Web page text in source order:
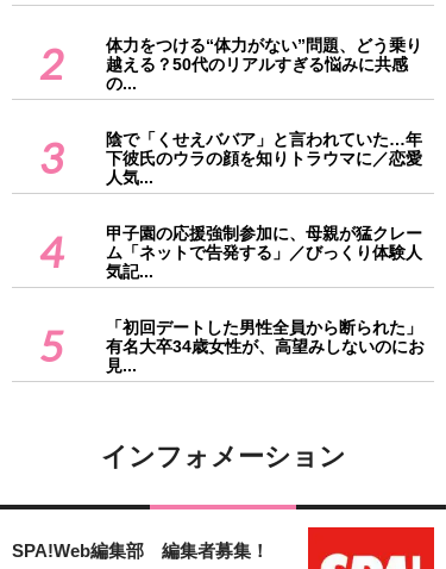
2
体力をつける“体力がない”問題、どう乗り
越える？50代のリアルすぎる悩みに共感
の...
3
陰で「くせえババア」と言われていた…年
下彼氏のウラの顔を知りトラウマに／恋愛
人気...
4
甲子園の応援強制参加に、母親が猛クレー
ム「ネットで告発する」／びっくり体験人
気記...
5
「初回デートした男性全員から断られた」
有名大卒34歳女性が、高望みしないのにお
見...
インフォメーション
SPA!Web編集部 編集者募集！